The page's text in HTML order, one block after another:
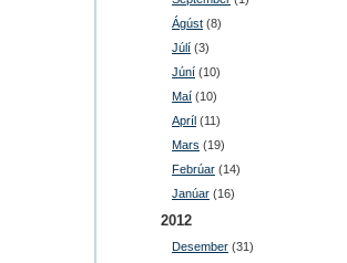
Ágúst (8)
Júlí (3)
Júní (10)
Maí (10)
Apríl (11)
Mars (19)
Febrúar (14)
Janúar (16)
2012
Desember (31)